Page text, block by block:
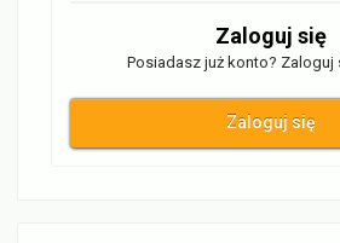
Zaloguj się
Posiadasz już konto? Zaloguj
Zaloguj się